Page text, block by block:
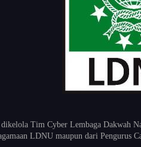
Tim Cyber Lembaga Dakwah
LDNU maupun dari Pengurus